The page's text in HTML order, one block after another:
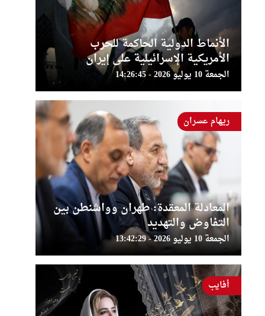
الأنماط الدولية الحاكمة للحرب
الأمريكية الإسرائيلية على إيران
الجمعة 10 يوليو 2026 - 14:26:45
المعادلة المعقدة: طهران وواشنطن بين
التفاوض والتهديد
الجمعة 10 يوليو 2026 - 13:42:29
ريهام عسران
أفايب